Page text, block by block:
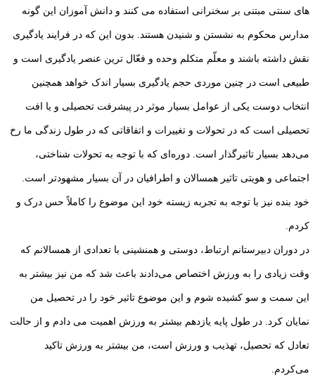
های سنتی مبتنی بر سخنرانی استفاده می کنند و دانش آموزان این گونه
مدارس محکوم به نشستن و شنیدن هستند. بدون این که در فرایند یادگیری
نقش داشته باشند و معلّم متکلم وحده و فعّال ترین عنصر یادگیری است و
طبیعی است در چنین موردی حجم یادگیری بسیار اندک خواهد همچنین
انتخاب دوست یکی از عوامل بسیار موثر در پیشرفت تحصیلی و یا افت
تحصیلی است که در تحولات و تغییرات و اتفاقاتی که در طول زندگی ما رخ
می‌دهد بسیار تاثیرگذار است. دوره‌ای که با توجه به تحولات شناختی،
اجتماعی و هویتی تاثیر همسالان و اطرافیان در آن بسیار مشهودتر است.
خود بنده نیز با توجه به تجربه زیسته خود این موضوع را کاملاً حس درک و
کردم.
در دوران دبیرستانم ارتباط، دوستی و همنشینی با تعدادی از همسالانم که
وقت زیادی را به ورزش اختصاص می‌دادند باعث شد که من نیز بیشتر به
این سمت و سو کشیده شوم و این موضوع تاثیر خود را در تحصیل من
نمایان کرد. در طول پایه یازدهم بیشتر به ورزش اهمیت می دادم و از حالت
تعادل که تحصیل، تهذیب و ورزش است، من بیشتر به ورزش تاکید
می‌کردم.